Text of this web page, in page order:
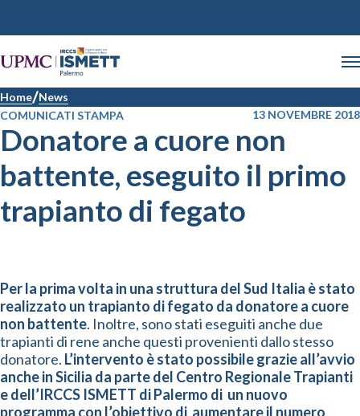
Home News
COMUNICATI STAMPA
13 NOVEMBRE 2018
Donatore a cuore non
battente, eseguito il primo
trapianto di fegato
Per la prima volta in una struttura del Sud Italia è stato
realizzato un trapianto di fegato da donatore a cuore
non battente. Inoltre, sono stati eseguiti anche due
trapianti di rene anche questi provenienti dallo stesso
donatore. L’intervento è stato possibile grazie all’avvio
anche in Sicilia da parte del Centro Regionale Trapianti
e dell’IRCCS ISMETT di Palermo di un nuovo
programma con l’obiettivo di aumentare il numero